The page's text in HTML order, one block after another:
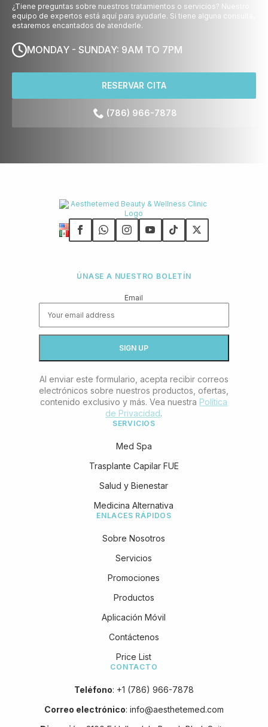
¿Tiene preguntas sobre nuestros tratamientos o servicios? Nuestro
equipo de expertos está aquí para ayudarle. Si tiene alguna consulta,
estaremos encantados de atenderle.
MONDAY - SUNDAY: 9AM TO 7PM
RESERVAR CITA
(786) 966-7878
ÚNASE A NUESTRO BOLETÍN
Email
Al enviar este formulario, acepta recibir correos
electrónicos sobre nuestros productos, ofertas,
contenido exclusivo y más. Vea nuestra Política
de Privacidad.
SERVICIOS
Med Spa
Trasplante Capilar FUE
Salud y Bienestar
Medicina Alternativa
ENLACES RÁPIDOS
Sobre Nosotros
Servicios
Promociones
Productos
Aplicación Móvil
Contáctenos
Price List
CONTACTO
Teléfono: +1 (786) 966-7878
Correo electrónico: info@aesthetemed.com